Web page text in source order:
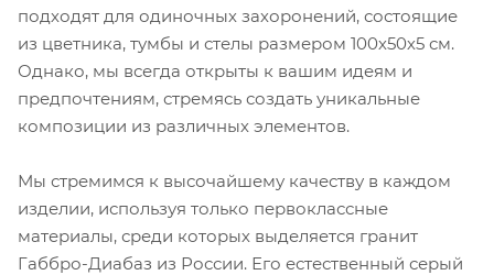
подходят для одиночных захоронений, состоящие
из цветника, тумбы и стелы размером 100х50х5 см.
Однако, мы всегда открыты к вашим идеям и
предпочтениям, стремясь создать уникальные
композиции из различных элементов.
Мы стремимся к высочайшему качеству в каждом
изделии, используя только первоклассные
материалы, среди которых выделяется гранит
Габбро-Диабаз из России. Его естественный серый